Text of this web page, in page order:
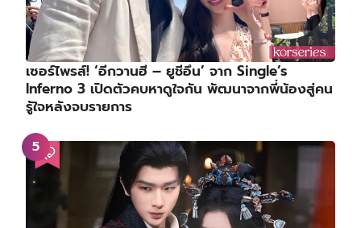
เซอร์ไพรส์! ‘อีกวานฮี – ยูชีอึน’ จาก Single’s
Inferno 3 เปิดตัวคบหาดูใจกัน พัฒนาจากพี่น้องสู่คน
รู้ใจหลังจบรายการ